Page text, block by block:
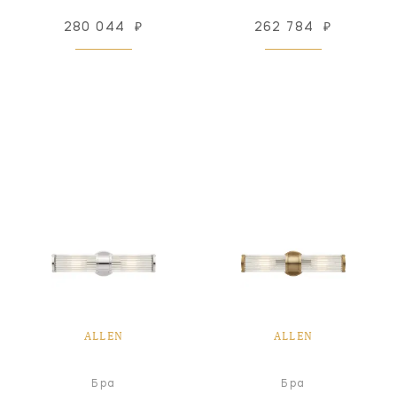
280 044 ₽ 262 784 ₽
ALLEN
Бра
ALLEN
Бра